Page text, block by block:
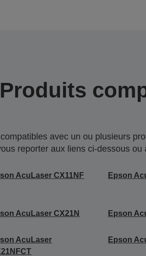
Produits
avec un ou plusieurs
reporter aux liens ci-dessous ou
AcuLaser CX11NF Epson
AcuLaser CX21N Epson
AcuLaser
Epson